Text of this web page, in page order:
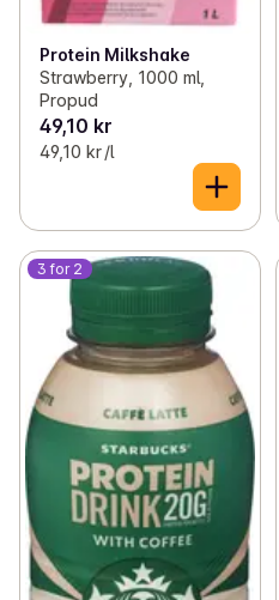
Protein Milkshake
Strawberry, 1000 ml,
Propud
49,10 kr
49,10 kr /l
3 for 2